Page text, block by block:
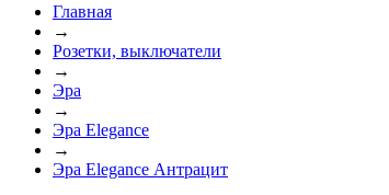
Главная
→
Розетки, выключатели
→
Эра
→
Эра Elegance
→
Эра Elegance Антрацит